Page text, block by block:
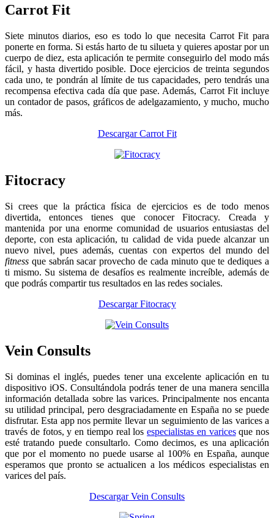
Carrot Fit
Siete minutos diarios, eso es todo lo que necesita Carrot Fit para
ponerte en forma. Si estás harto de tu silueta y quieres apostar por un
cuerpo de diez, esta aplicación te permite conseguirlo del modo más
fácil, y hasta divertido posible. Doce ejercicios de treinta segundos
cada uno, te pondrán al límite de tus capacidades, pero tendrás una
recompensa efectiva cada día que pase. Además, Carrot Fit incluye
un contador de pasos, gráficos de adelgazamiento, y mucho, mucho
más.
Descargar Carrot Fit
Fitocracy
Si crees que la práctica física de ejercicios es de todo menos
divertida, entonces tienes que conocer Fitocracy. Creada y
mantenida por una enorme comunidad de usuarios entusiastas del
deporte, con esta aplicación, tu calidad de vida puede alcanzar un
nuevo nivel, pues además, cuentas con expertos del mundo del
fitness que sabrán sacar provecho de cada minuto que te dediques a
ti mismo. Su sistema de desafíos es realmente increíble, además de
que podrás compartir tus resultados en las redes sociales.
Descargar Fitocracy
Vein Consults
Si dominas el inglés, puedes tener una excelente aplicación en tu
dispositivo iOS. Consultándola podrás tener de una manera sencilla
información detallada sobre las varices. Principalmente nos encanta
su utilidad principal, pero desgraciadamente en España no se puede
disfrutar. Esta app nos permite llevar un seguimiento de las varices a
través de fotos, y en tiempo real los especialistas en varicesque nos
esté tratando puede consultarlo. Como decimos, es una aplicación
que por el momento no puede usarse al 100% en España, aunque
esperamos que pronto se actualicen a los médicos especialistas en
varices del país.
Descargar Vein Consults